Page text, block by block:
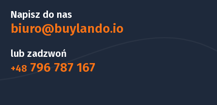
Napisz do nas
biuro@buylando.io
lub zadzwoń
+48 796 787 167